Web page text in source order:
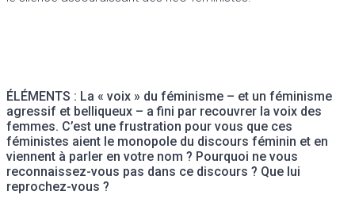
ÉLÉMENTS : La « voix » du féminisme – et un féminisme
agressif et belliqueux – a fini par recouvrer la voix des
femmes. C’est une frustration pour vous que ces
féministes aient le monopole du discours féminin et en
viennent à parler en votre nom ? Pourquoi ne vous
reconnaissez-vous pas dans ce discours ? Que lui
reprochez-vous ?